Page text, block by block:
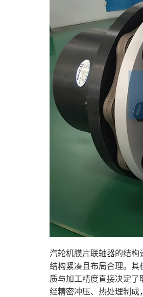
汽轮机膜片联轴器的结构
结构紧凑且布局合理。其
质与加工精度直接决定了
经精密冲压、热处理制成